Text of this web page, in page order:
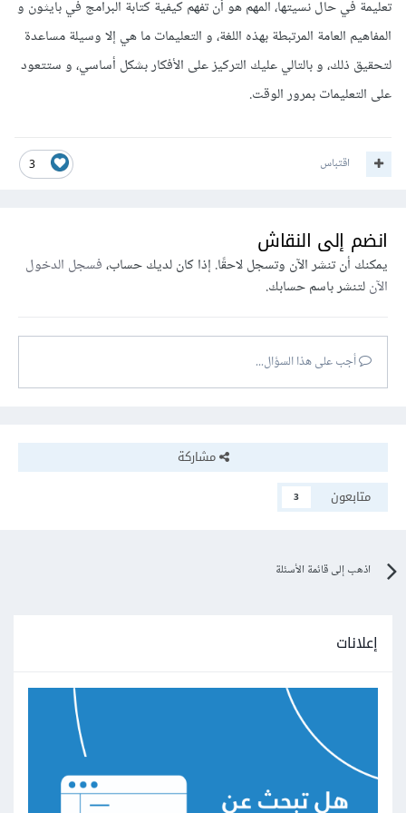
تعليمة في حال نسيتها، المهم هو أن تفهم كيفية كتابة البرامج في بايثون و
المفاهيم العامة المرتبطة بهذه اللغة، و التعليمات ما هي إلا وسيلة مساعدة
لتحقيق ذلك، و بالتالي عليك التركيز على الأفكار بشكل أساسي، و ستتعود
على التعليمات بمرور الوقت.
3 اقتباس
انضم إلى النقاش
يمكنك أن تنشر الآن وتسجل لاحقًا. إذا كان لديك حساب،فسجل الدخول
الآنلتنشر باسم حسابك.
أجب على هذا السؤال...
مشاركة
متابعون
3
اذهب إلى قائمة الأسئلة
إعلانات